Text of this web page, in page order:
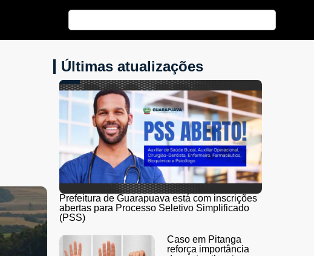
Últimas atualizações
Prefeitura de Guarapuava está com inscrições
abertas para Processo Seletivo Simplificado
(PSS)
Caso em Pitanga
reforça importância